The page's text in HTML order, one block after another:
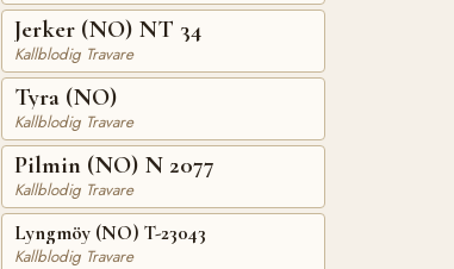
Jerker (NO) NT 34
Kallblodig Travare
Tyra (NO)
Kallblodig Travare
Pilmin (NO) N 2077
Kallblodig Travare
Lyngmöy (NO) T-23043
Kallblodig Travare